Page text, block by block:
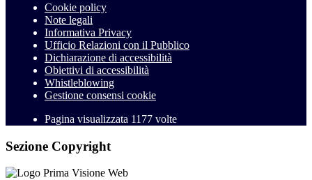
Cookie policy
Note legali
Informativa Privacy
Ufficio Relazioni con il Pubblico
Dichiarazione di accessibilità
Obiettivi di accessibilità
Whistleblowing
Gestione consensi cookie
Pagina visualizzata 1177 volte
Sezione Copyright